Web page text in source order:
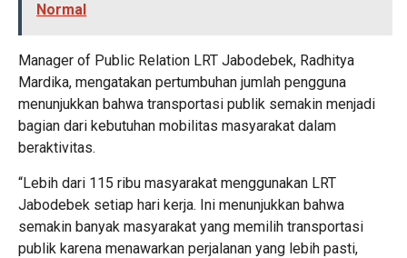
Normal
Manager of Public Relation LRT Jabodebek, Radhitya
Mardika, mengatakan pertumbuhan jumlah pengguna
menunjukkan bahwa transportasi publik semakin menjadi
bagian dari kebutuhan mobilitas masyarakat dalam
beraktivitas.
“Lebih dari 115 ribu masyarakat menggunakan LRT
Jabodebek setiap hari kerja. Ini menunjukkan bahwa
semakin banyak masyarakat yang memilih transportasi
publik karena menawarkan perjalanan yang lebih pasti,